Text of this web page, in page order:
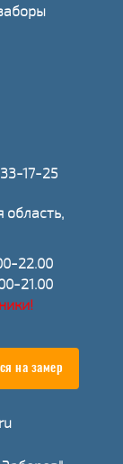
17-25
область,
22.00
21.00
на замер